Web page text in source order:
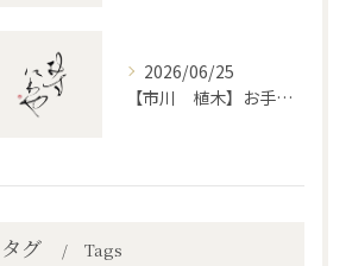
2026/06/25
【市川 植木】お手入れ【和モダンというお庭を考える】
タグ Tags